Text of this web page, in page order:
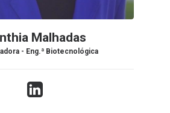
Malhadas
- Eng.ª Biotecnológica